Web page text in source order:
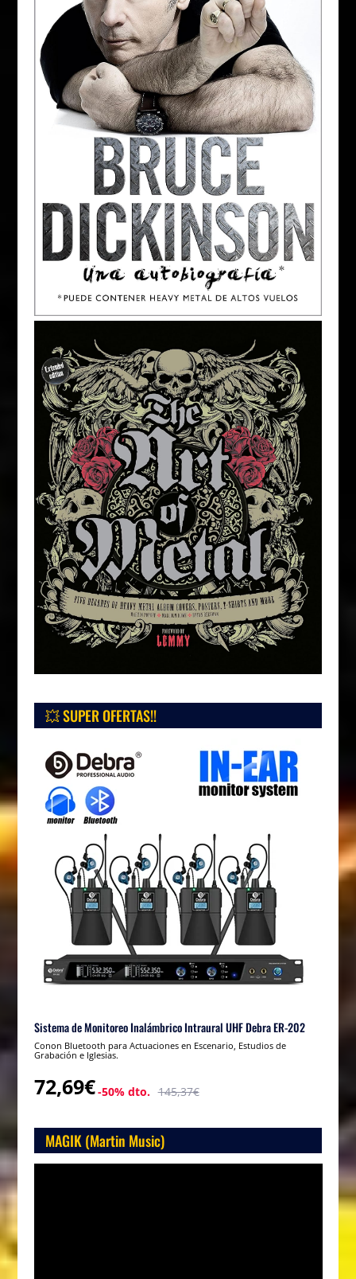
💥 SUPER OFERTAS!!
Sistema de Monitoreo Inalámbrico Intraural UHF Debra ER-202
Conon Bluetooth para Actuaciones en Escenario, Estudios de
Grabación e Iglesias.
72,69€-50% dto. 145,37€
MAGIK (Martin Music)